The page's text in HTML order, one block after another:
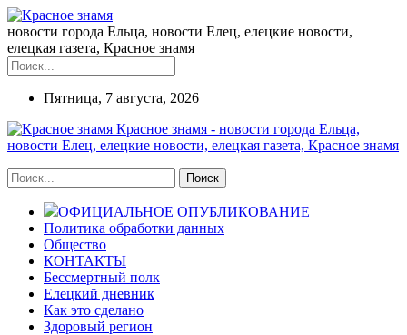
новости города Ельца, новости Елец, елецкие новости,
елецкая газета, Красное знамя
Пятница, 7 августа, 2026
Красное знамя - новости города Ельца,
новости Елец, елецкие новости, елецкая газета, Красное знамя
ОФИЦИАЛЬНОЕ ОПУБЛИКОВАНИЕ
Политика обработки данных
Общество
КОНТАКТЫ
Бессмертный полк
Елецкий дневник
Как это сделано
Здоровый регион